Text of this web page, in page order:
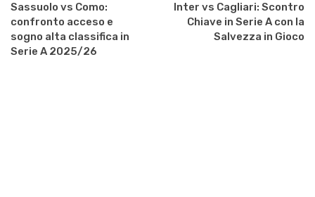
Sassuolo vs Como:
confronto acceso e
sogno alta classifica in
Serie A 2025/26
Inter vs Cagliari: Scontro
Chiave in Serie A con la
Salvezza in Gioco